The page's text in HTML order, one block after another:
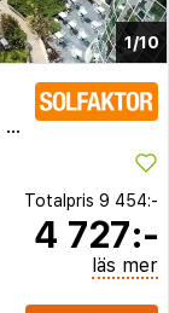
1/10
Frankrike
Totalpris 9 454:-
4 727:-
läs mer